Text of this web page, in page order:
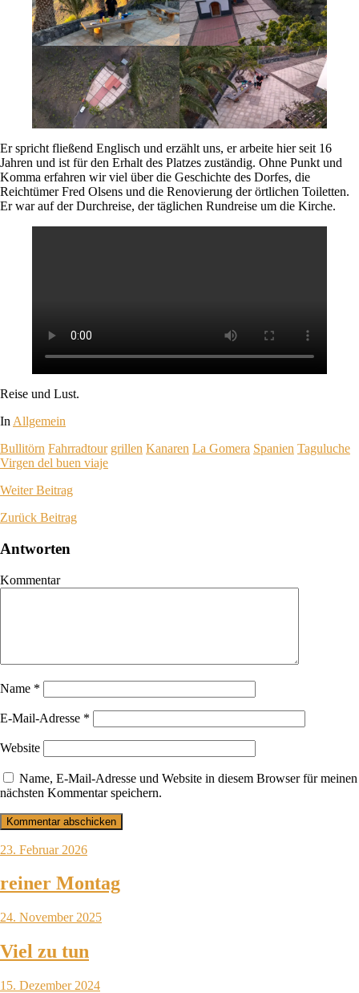
Er spricht fließend Englisch und erzählt uns, er arbeite hier seit 16
Jahren und ist für den Erhalt des Platzes zuständig. Ohne Punkt und
Komma erfahren wir viel über die Geschichte des Dorfes, die
Reichtümer Fred Olsens und die Renovierung der örtlichen Toiletten.
Er war auf der Durchreise, der täglichen Rundreise um die Kirche.
Reise und Lust.
In Allgemein
Bullitörn Fahrradtour grillen Kanaren La Gomera Spanien Taguluche
Virgen del buen viaje
WeiterBeitrag
Zurück Beitrag
Antworten
Kommentar
Name *
E-Mail-Adresse *
Website
Name, E-Mail-Adresse und Website in diesem Browser für meinen
nächsten Kommentar speichern.
23. Februar 2026
reiner Montag
24. November 2025
Viel zu tun
15. Dezember 2024